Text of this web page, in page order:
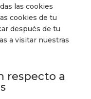
las cookies
cookies de tu
después de tu
a visitar nuestras
respecto a